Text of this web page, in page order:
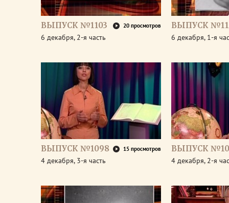
ВЫПУСК №1103 20 просмотров
6 декабря, 2-я часть
ВЫПУСК
6 декабря, 1-я
ВЫПУСК №1098 15 просмотров
4 декабря, 3-я часть
ВЫПУСК
4 декабря, 2-я